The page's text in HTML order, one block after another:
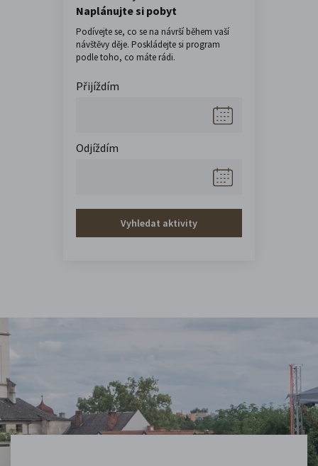
Naplánujte si pobyt
Podívejte se, co se na návrší během vaší
návštěvy děje. Poskládejte si program
podle toho, co máte rádi.
Přijíždím
Odjíždím
Vyhledat aktivity